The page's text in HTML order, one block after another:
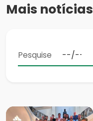
Mais notícias